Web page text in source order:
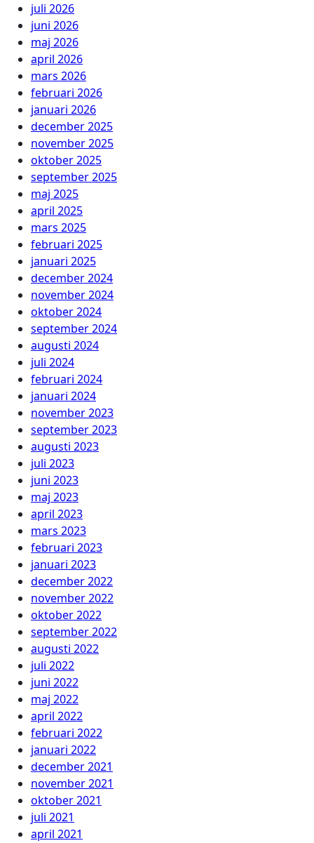
juli 2026
juni 2026
maj 2026
april 2026
mars 2026
februari 2026
januari 2026
december 2025
november 2025
oktober 2025
september 2025
maj 2025
april 2025
mars 2025
februari 2025
januari 2025
december 2024
november 2024
oktober 2024
september 2024
augusti 2024
juli 2024
februari 2024
januari 2024
november 2023
september 2023
augusti 2023
juli 2023
juni 2023
maj 2023
april 2023
mars 2023
februari 2023
januari 2023
december 2022
november 2022
oktober 2022
september 2022
augusti 2022
juli 2022
juni 2022
maj 2022
april 2022
februari 2022
januari 2022
december 2021
november 2021
oktober 2021
juli 2021
april 2021